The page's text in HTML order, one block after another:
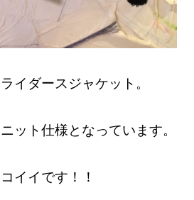
イダースジャケット。
ット仕様となっています。
イイです！！